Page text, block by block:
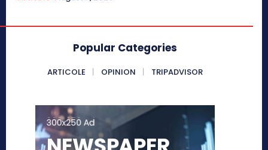
Popular Categories
ARTICOLE OPINION TRIPADVISOR